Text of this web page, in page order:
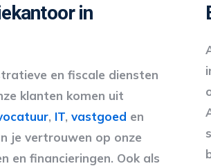
in
en fiscale diensten
klanten komen uit
, IT, vastgoed en
je vertrouwen op onze
en financieringen. Ook als